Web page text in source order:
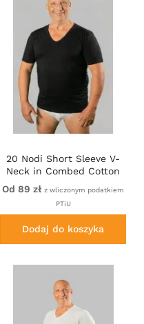
20 Nodi Short Sleeve V-
Neck in Combed Cotton
Jersey Black
Od 89 zł z wliczonym podatkiem
PTiU
Dodaj do koszyka